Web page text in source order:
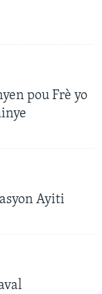
pou Frè yo
Ayiti